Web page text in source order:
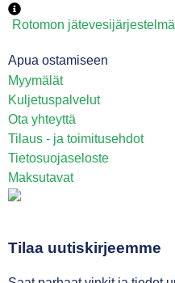
Rotomon
Apua ostamiseen
Myymälät
Kuljetuspalvelut
Ota yhteyttä
Tilaus - ja toimitusehdot
Tietosuojaseloste
Maksutavat
Tilaa uutiskirjeemme